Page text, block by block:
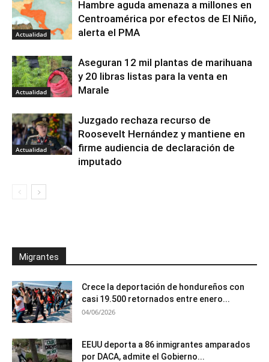
Actualidad
Hambre aguda amenaza a millones en
Centroamérica por efectos de El Niño,
alerta el PMA
Actualidad
Aseguran 12 mil plantas de marihuana
y 20 libras listas para la venta en
Marale
Actualidad
Juzgado rechaza recurso de
Roosevelt Hernández y mantiene en
firme audiencia de declaración de
imputado
Migrantes
Crece la deportación de hondureños con
casi 19.500 retornados entre enero...
04/06/2026
EEUU deporta a 86 inmigrantes amparados
por DACA, admite el Gobierno...